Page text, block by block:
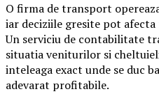
O firma de transport
iar deciziile gresite pot
Un serviciu de contabilitate
situatia veniturilor si
inteleaga exact unde se duc
adevarat profitabile.